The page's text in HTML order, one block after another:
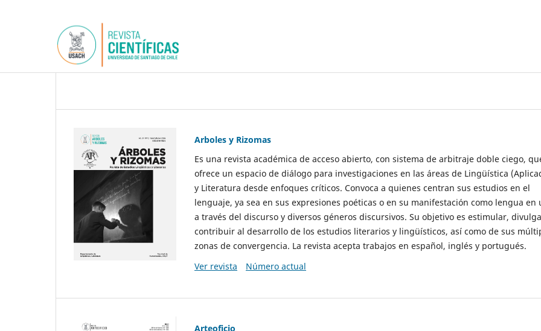
Arboles y Rizomas
Es una revista académica de acceso abierto, con sistema de arbitraje doble ciego,
ofrece un espacio de diálogo para investigaciones en las áreas de Lingüística
y Literatura desde enfoques críticos. Convoca a quienes centran sus estudios en el
lenguaje, ya sea en sus expresiones poéticas o en su manifestación como lengua en
a través del discurso y diversos géneros discursivos. Su objetivo es estimular,
contribuir al desarrollo de los estudios literarios y lingüísticos, así como de sus
zonas de convergencia. La revista acepta trabajos en español, inglés y portugués.
Ver revista
Número actual
Arteoficio